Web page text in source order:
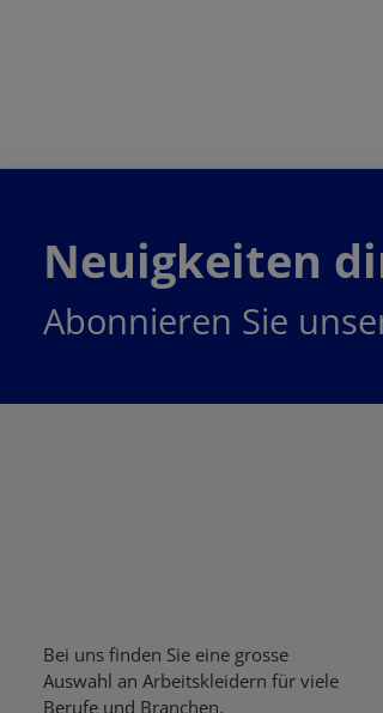
Neuigkeiten
Abonnieren Sie
Bei uns finden Sie eine grosse
Auswahl an Arbeitskleidern für viele
Berufe und Branchen.